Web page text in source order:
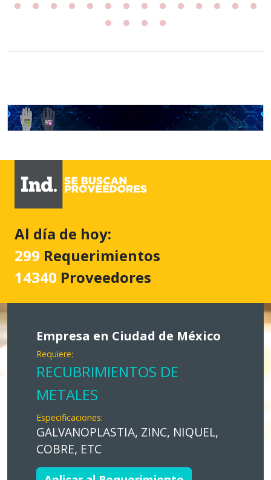
Al día de hoy:
299 Requerimientos
14340 Proveedores
Empresa en Ciudad de México
Requiere:
RECUBRIMIENTOS DE
METALES
Especificaciones:
GALVANOPLASTIA, ZINC, NIQUEL,
COBRE, ETC